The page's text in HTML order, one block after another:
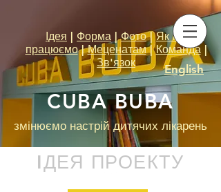
English
Ідея | Форма |Фото|Як ми
працюємо|Меценатам|Команда|
Зв'язок
CUBA BUBA
змінюємо настрій дитячих лікарень
IДЕЯ ПРОЕКТУ